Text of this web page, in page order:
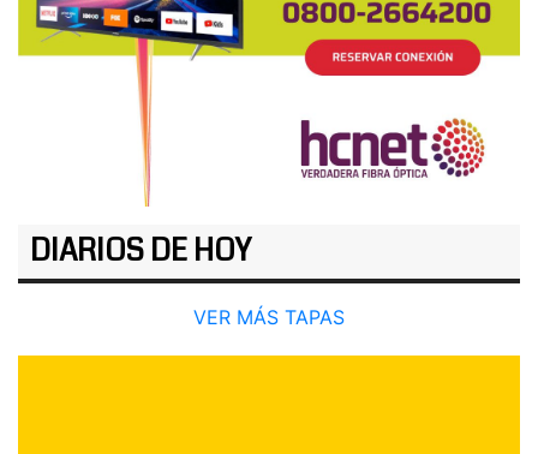
DIARIOS DE HOY
VER MÁS TAPAS